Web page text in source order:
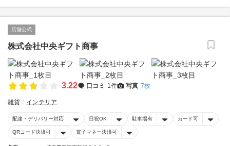
店舗公式
株式会社中央ギフト商事
3.22 口コミ 1件 写真 7枚
雑貨 インテリア
配達・デリバリー対応 日祝OK 駐車場有 カード可
QRコード決済可 電子マネー決済可